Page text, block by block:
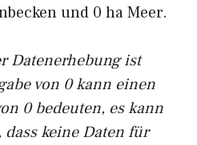
und 0 ha Meer.
Datenerhebung ist
von 0 kann einen
0 bedeuten, es kann
keine Daten für